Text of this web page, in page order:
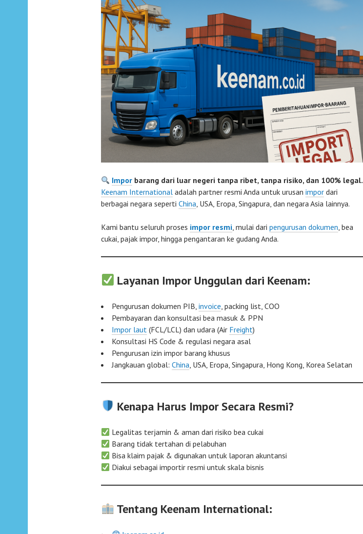
Impor barang dari luar negeri tanpa ribet, tanpa risiko, dan 100% legal.
Keenam International adalah partner resmi Anda untuk urusan impor dari
berbagai negara seperti China, USA, Eropa, Singapura, dan negara Asia lainnya.
Kami bantu seluruh proses impor resmi, mulai dari pengurusan dokumen, bea
cukai, pajak impor, hingga pengantaran ke gudang Anda.
Layanan Impor Unggulan dari Keenam:
Pengurusan dokumen PIB, invoice, packing list, COO
Pembayaran dan konsultasi bea masuk & PPN
Impor laut (FCL/LCL) dan udara (Air Freight)
Konsultasi HS Code & regulasi negara asal
Pengurusan izin impor barang khusus
Jangkauan global: China, USA, Eropa, Singapura, Hong Kong, Korea Selatan
Kenapa Harus Impor Secara Resmi?
Legalitas terjamin & aman dari risiko bea cukai
Barang tidak tertahan di pelabuhan
Bisa klaim pajak & digunakan untuk laporan akuntansi
Diakui sebagai importir resmi untuk skala bisnis
Tentang Keenam International: